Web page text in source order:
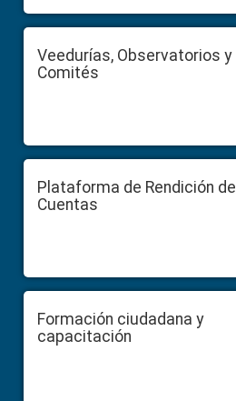
Veedurías, Observatorios y
Comités
Plataforma de Rendición de
Cuentas
Formación ciudadana y
capacitación